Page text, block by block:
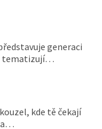
generaci
tematizují…
kde tě čekají